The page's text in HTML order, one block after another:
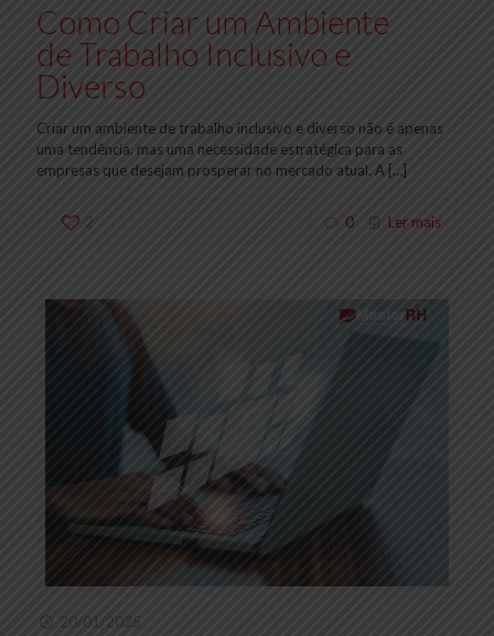
Como Criar um Ambiente
de Trabalho Inclusivo e
Diverso
Criar um ambiente de trabalho inclusivo e diverso não é apenas
uma tendência, mas uma necessidade estratégica para as
empresas que desejam prosperar no mercado atual. A […]
2 0 Ler mais
20/01/2025